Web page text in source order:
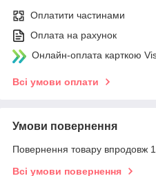
Оплатити частинами
Оплата на рахунок
Онлайн-оплата карткою
Всі умови оплати
Умови повернення
Повернення товару впродовж
Всі умови повернення